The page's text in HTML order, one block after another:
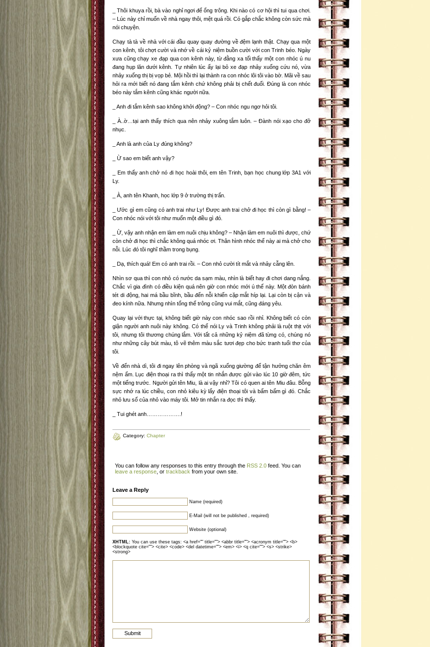
_ Thôi khuya rồi, bà vào nghỉ ngơi để ổng trông. Khi nào có cơ hội thì tui qua chơi.
– Lúc này chỉ muốn về nhà ngay thôi, mệt quá rồi. Có gắp chắc không còn sức mà
nói chuyện.
Chạy tà tà về nhà với cái đầu quay quay đường về đệm lạnh thật. Chạy qua một
con kênh, tôi chợt cười và nhớ về cái kỷ niệm buồn cười với con Trinh béo. Ngày
xưa cũng chạy xe đạp qua con kênh này, từ đằng xa tối thấy một con nhóc ú nu
đang hụp lăn dưới kênh. Tự nhiên lúc ấy lại bỏ xe đạp nhảy xuống cứu nó, vừa
nhảy xuống thị bị vọp bẻ. Mội hồi thì lại thành ra con nhóc lôi tôi vào bờ. Mãi về sau
hỏi ra mới biết nó đang tắm kênh chứ không phải bị chết đuối. Đúng là con nhóc
béo này tắm kênh cũng khác người nữa.
_ Anh đi tắm kênh sao không khởi động? – Con nhóc ngu ngơ hỏi tôi.
_ À..ờ…tại anh thấy thích qua nên nhảy xuông tắm luôn. – Đành nói xạo cho đỡ
nhục.
_ Anh là anh của Ly đúng không?
_ Ừ sao em biết anh vậy?
_ Em thấy anh chở nó đi học hoài thôi, em tên Trinh, bạn học chung lớp 3A1 với
Ly.
_ À, anh tên Khanh, học lớp 9 ở trường thị trấn.
_ Ước gì em cũng có anh trai như Ly! Được anh trai chở đi học thì còn gì bằng! –
Con nhóc nói với tôi như muốn một điều gì đó.
_ Ừ, vậy anh nhận em làm em nuôi chịu không? – Nhận làm em nuôi thì được, chứ
còn chở đi học thì chắc không quá nhóc ơi. Thân hình nhóc thế này ai mà chở cho
nỗi. Lúc đó tôi nghĩ thầm trong bụng.
_ Dạ, thích quá! Em có anh trai rồi. – Con nhỏ cười tít mắt và nhảy cẫng lên.
Nhìn sơ qua thì con nhỏ có nước da sạm màu, nhìn là biết hay đi chơi dang nắng.
Chắc vì gia đình có điều kiện quá nên giờ con nhóc mới ú thế này. Một đòn bánh
tét di động, hai má bầu bĩnh, bầu đến nỗi khiến cặp mắt híp lại. Lại còn bị cận và
đeo kính nữa. Nhưng nhìn tổng thể trông cũng vui mắt, cũng đáng yêu.
Quay lại với thực tại, không biết giờ này con nhóc sao rồi nhỉ. Không biết có còn
giận người anh nuôi này không. Có thể nói Ly và Trinh không phải là ruột thịt với
tôi, nhưng tôi thương chúng lắm. Với tất cả những kỷ niệm đã từng có, chúng nó
như những cây bút màu, tô vẽ thêm màu sắc tươi đẹp cho bức tranh tuổi thơ của
tôi.
Về đến nhà dì, tôi đi ngay lên phòng và ngã xuống giường để tận hưởng chăn êm
nệm ấm. Lục điện thoại ra thì thấy một tin nhắn được gửi vào lúc 10 giờ đêm, tức
một tiếng trước. Người gửi tên Miu, là ai vậy nhỉ? Tôi có quen ai tên Miu đâu. Bỗng
sực nhớ ra lúc chiều, con nhỏ kiêu kỳ lấy điện thoại tôi và bấm bấm gì đó. Chắc
nhỏ lưu số của nhỏ vào máy tôi. Mở tin nhắn ra đọc thì thấy.
_ Tui ghét anh……………….!
Category: Chapter
You can follow any responses to this entry through the RSS 2.0 feed. You can
leave a response , or trackback from your own site.
Leave a Reply
Name (required)
E-Mail (will not be published , required)
Website (optional)
XHTML: You can use these tags: <a href="" title=""> <abbr title=""> <acronym title=""> <b>
<blockquote cite=""> <cite> <code> <del datetime=""> <em> <i> <q cite=""> <s> <strike>
<strong>